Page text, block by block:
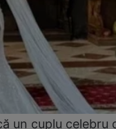
un cuplu celebru